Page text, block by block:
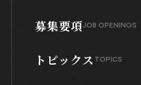
トピックス TOPICS
募集要項JOB OPENINGS